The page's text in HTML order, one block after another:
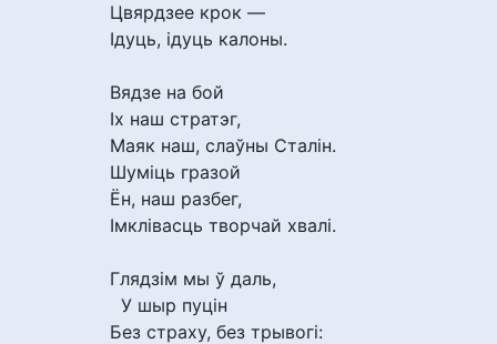
Цвярдзее крок —
Ідуць, ідуць калоны.
Вядзе на бой
Іх наш стратэг,
Маяк наш, слаўны Сталін.
Шуміць гразой
Ён, наш разбег,
Імклівасць творчай хвалі.
Глядзім мы ў даль,
У шыр пуцін
Без страху, без трывогі: